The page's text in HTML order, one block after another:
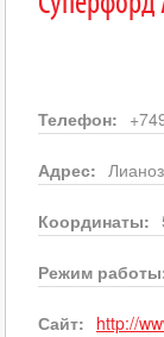
Телефон:
Адрес:
Координаты:
Режим
Сайт: http://